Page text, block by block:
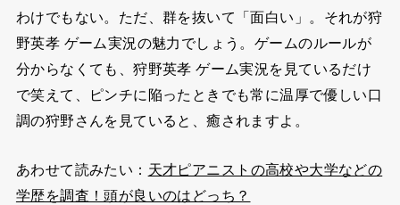
わけでもない。ただ、群を抜いて「面白い」。それが狩
野英孝 ゲーム実況の魅力でしょう。ゲームのルールが
分からなくても、狩野英孝 ゲーム実況を見ているだけ
で笑えて、ピンチに陥ったときでも常に温厚で優しい口
調の狩野さんを見ていると、癒されますよ。
あわせて読みたい： 天才ピアニストの高校や大学などの
学歴を調査！頭が良いのはどっち？